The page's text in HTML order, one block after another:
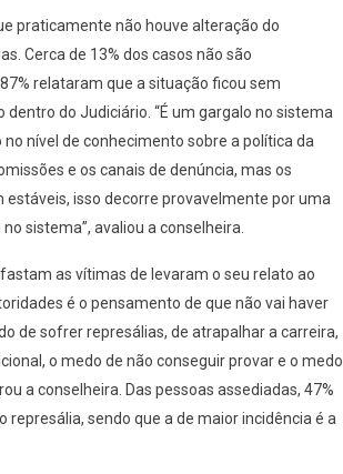
praticamente não houve alteração do
Cerca de 13% dos casos não são
relataram que a situação ficou sem
do Judiciário. “É um gargalo no sistema
nível de conhecimento sobre a política da
e os canais de denúncia, mas os
isso decorre provavelmente por uma
sistema”, avaliou a conselheira.
as vítimas de levaram o seu relato ao
é o pensamento de que não vai haver
de sofrer represálias, de atrapalhar a carreira,
o medo de não conseguir provar e o medo
a conselheira. Das pessoas assediadas, 47%
sendo que a de maior incidência é a